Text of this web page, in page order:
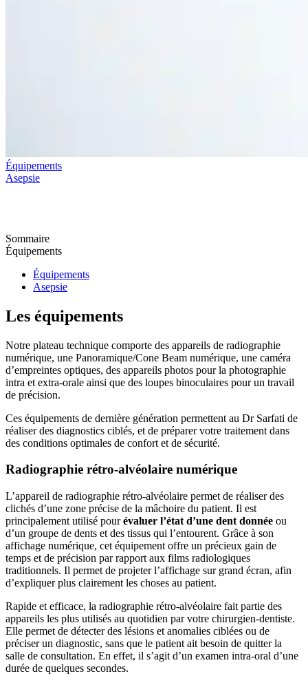
Équipements
Asepsie
Sommaire
Équipements
Équipements
Asepsie
Les équipements
Notre plateau technique comporte des appareils de radiographie
numérique, une Panoramique/Cone Beam numérique, une caméra
d’empreintes optiques, des appareils photos pour la photographie
intra et extra-orale ainsi que des loupes binoculaires pour un travail
de précision.
Ces équipements de dernière génération permettent au Dr Sarfati de
réaliser des diagnostics ciblés, et de préparer votre traitement dans
des conditions optimales de confort et de sécurité.
Radiographie rétro-alvéolaire numérique
L’appareil de radiographie rétro-alvéolaire permet de réaliser des
clichés d’une zone précise de la mâchoire du patient. Il est
principalement utilisé pourévaluer l’état d’une dent donnée ou
d’un groupe de dents et des tissus qui l’entourent. Grâce à son
affichage numérique, cet équipement offre un précieux gain de
temps et de précision par rapport aux films radiologiques
traditionnels. Il permet de projeter l’affichage sur grand écran, afin
d’expliquer plus clairement les choses au patient.
Rapide et efficace, la radiographie rétro-alvéolaire fait partie des
appareils les plus utilisés au quotidien par votre chirurgien-dentiste.
Elle permet de détecter des lésions et anomalies ciblées ou de
préciser un diagnostic, sans que le patient ait besoin de quitter la
salle de consultation. En effet, il s’agit d’un examen intra-oral d’une
durée de quelques secondes.